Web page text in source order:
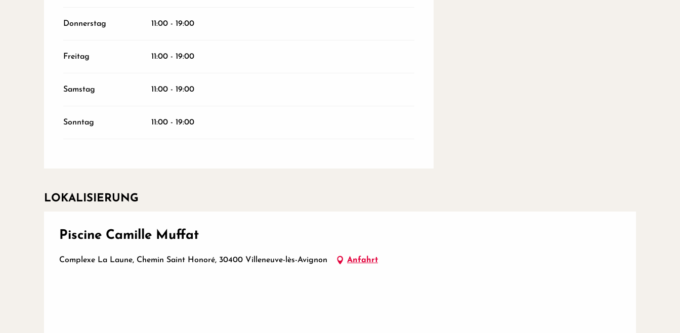
Donnerstag 11:00 - 19:00
Freitag 11:00 - 19:00
Samstag 11:00 - 19:00
Sonntag 11:00 - 19:00
LOKALISIERUNG
Piscine Camille Muffat
Complexe La Laune, Chemin Saint Honoré, 30400 Villeneuve-lès-Avignon Anfahrt